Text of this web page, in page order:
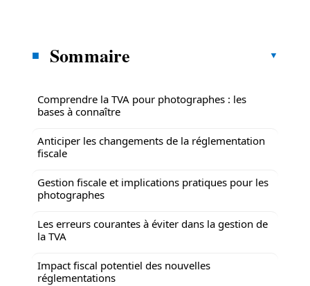
Sommaire
Comprendre la TVA pour photographes : les
bases à connaître
Anticiper les changements de la réglementation
fiscale
Gestion fiscale et implications pratiques pour les
photographes
Les erreurs courantes à éviter dans la gestion de
la TVA
Impact fiscal potentiel des nouvelles
réglementations